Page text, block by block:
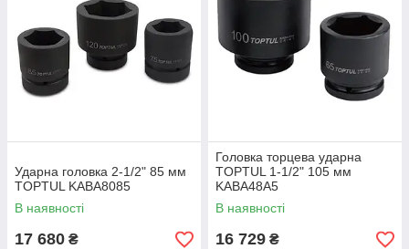
Ударна головка 2-1/2" 85 мм
TOPTUL KABA8085
В наявності
17 680 ₴
Головка торцева ударна
TOPTUL 1-1/2" 105 мм
KABA48A5
В наявності
16 729 ₴